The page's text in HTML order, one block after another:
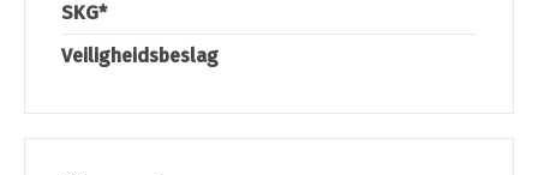
SKG*
Veiligheidsbeslag